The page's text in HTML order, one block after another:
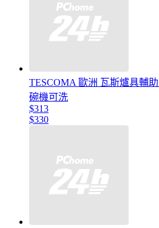
TESCOMA 歐洲 瓦斯爐具輔
碗機可洗
$313
$330